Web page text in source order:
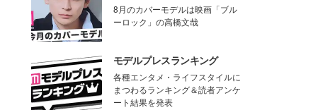
8月のカバーモデルは映画「ブル
ーロック」の高橋文哉
モデルプレスランキング
各種エンタメ・ライフスタイルに
まつわるランキング＆読者アンケ
ート結果を発表